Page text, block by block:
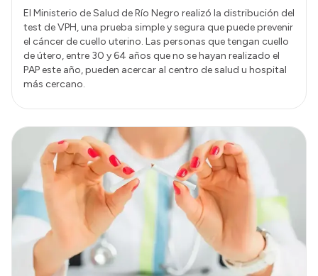
El Ministerio de Salud de Río Negro realizó la distribución del
test de VPH, una prueba simple y segura que puede prevenir
el cáncer de cuello uterino. Las personas que tengan cuello
de útero, entre 30 y 64 años que no se hayan realizado el
PAP este año, pueden acercar al centro de salud u hospital
más cercano.